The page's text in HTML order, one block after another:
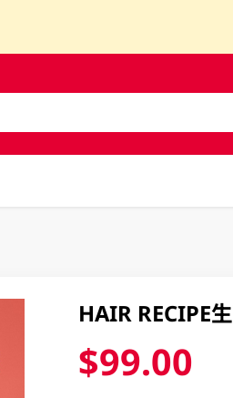
HAIR RECIPE
$99.00